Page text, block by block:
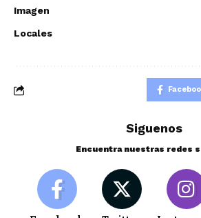
Imagen
Locales
Siguenos
Encuentra nuestras redes